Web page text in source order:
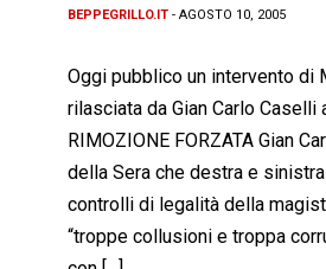
BEPPEGRILLO.IT - AGOSTO 10, 2005
Oggi pubblico un intervento di
rilasciata da Gian Carlo Caselli
RIMOZIONE FORZATA Gian
della Sera che destra e
controlli di legalità della
“troppe collusioni e troppa